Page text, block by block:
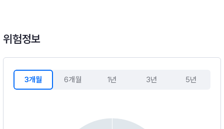
위험정보
3개월 6개월 1년 3년 5년